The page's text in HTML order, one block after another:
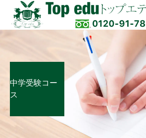
中学受験コー
ス